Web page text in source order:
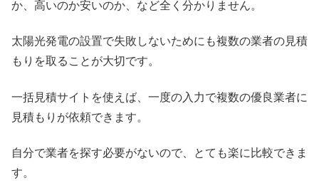
か、高いのか安いのか、など全く分かりません。
太陽光発電の設置で失敗しないためにも複数の業者の見積
もりを取ることが大切です。
一括見積サイトを使えば、一度の入力で複数の優良業者に
見積もりが依頼できます。
自分で業者を探す必要がないので、とても楽に比較できま
す。